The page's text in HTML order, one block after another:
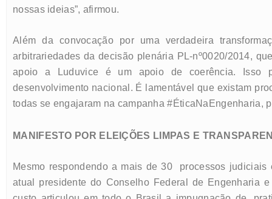
nossas ideias”, afirmou.
Além da convocação por uma verdadeira
arbitrariedades da decisão plenária PL-nº0020/2014,
apoio a Luduvice é um apoio de coerência. Isso
desenvolvimento nacional. É lamentável que existam
todas se engajaram na campanha #ÉticaNaEngenharia,
MANIFESTO POR ELEIÇÕES LIMPAS E
Mesmo respondendo a mais de 30 processos
atual presidente do Conselho Federal de Engenharia